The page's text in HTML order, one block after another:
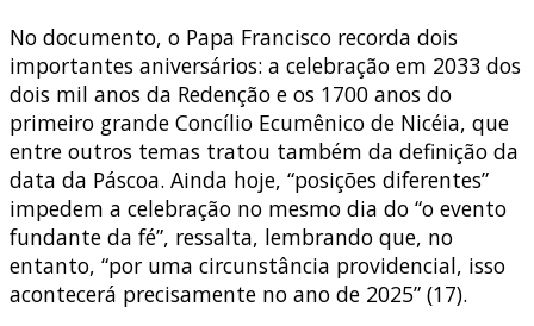
No documento, o Papa Francisco recorda dois
importantes aniversários: a celebração em 2033 dos
dois mil anos da Redenção e os 1700 anos do
primeiro grande Concílio Ecumênico de Nicéia, que
entre outros temas tratou também da definição da
data da Páscoa. Ainda hoje, “posições diferentes”
impedem a celebração no mesmo dia do “o evento
fundante da fé”, ressalta, lembrando que, no
entanto, “por uma circunstância providencial, isso
acontecerá precisamente no ano de 2025” (17).